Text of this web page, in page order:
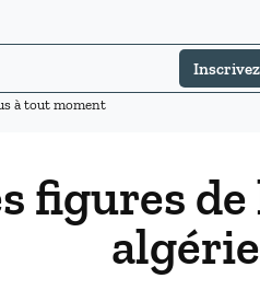
à tout moment
figures